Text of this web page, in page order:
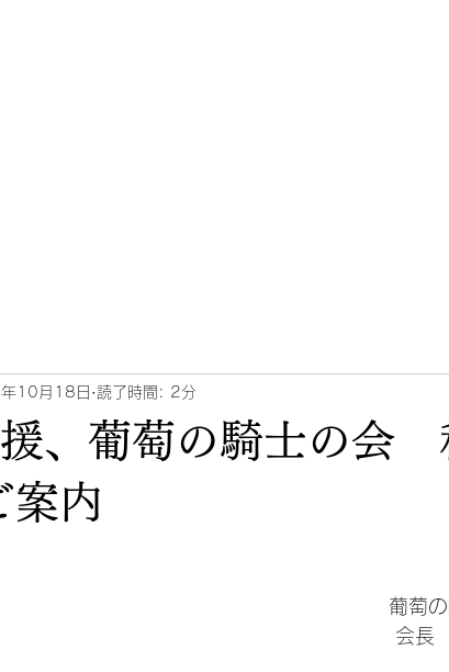
、葡萄の騎士の会
案内
10月18日 読了時間: 2分
の騎士の